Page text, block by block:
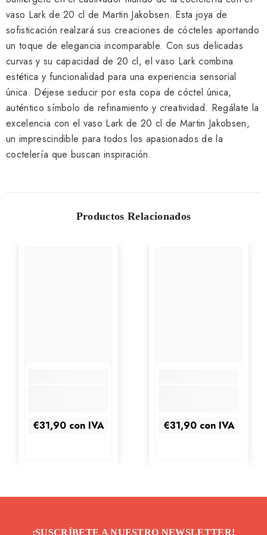
vaso Lark de 20 cl de Martin Jakobsen. Esta joya de
sofisticación realzará sus creaciones de cócteles aportando
un toque de elegancia incomparable. Con sus delicadas
curvas y su capacidad de 20 cl, el vaso Lark combina
estética y funcionalidad para una experiencia sensorial
única. Déjese seducir por esta copa de cóctel única,
auténtico símbolo de refinamiento y creatividad. Regálate la
excelencia con el vaso Lark de 20 cl de Martin Jakobsen,
un imprescindible para todos los apasionados de la
coctelería que buscan inspiración.
Productos Relacionados
€31,90 con IVA €31,90 con IVA
¡SUSCRÍBETE A NUESTRO NEWSLETTER!